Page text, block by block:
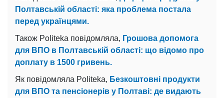
Полтавській області: яка проблема постала
перед українцями.
Також Politeka повідомляла, Грошова допомога
для ВПО в Полтавській області: що відомо про
доплату в 1500 гривень.
Як повідомляла Politeka, Безкоштовні продукти
для ВПО та пенсіонерів у Полтаві: де видають